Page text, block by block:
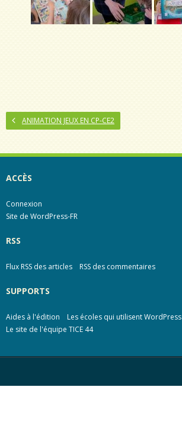
ANIMATION JEUX EN CP-CE2
ACCÈS
Connexion
Site de WordPress-FR
RSS
Flux RSS des articles RSS des commentaires
SUPPORTS
Aides à l'édition
Les écoles qui utilisent WordPress
Le site de l'équipe TICE 44